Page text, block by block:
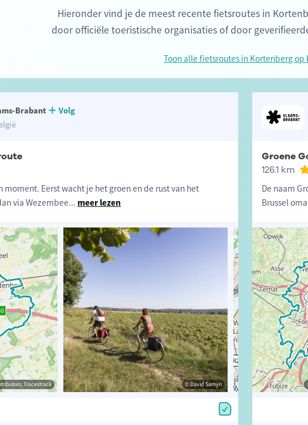
Hieronder vind je de meest recente fietsroutes in
door officiële toeristische organisaties of door
Toon alle fietsroutes in Kortenberg op
Brabant
Volg
moment. Eerst wacht je het groen en de rust van het
via Wezembee... meer lezen
Tracestrack © David Samyn ©
Groene
126.1 km
De naam
Brussel
contributors, Tracestrack © Toerisme Vlaams-Brabant